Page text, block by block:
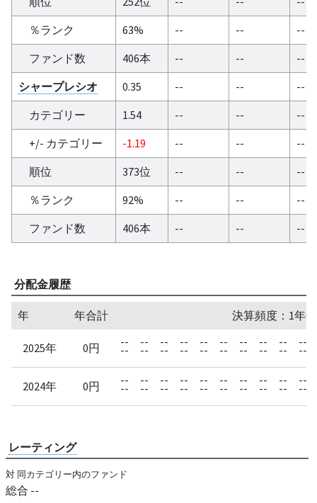
％ランク
63% -- --
--
ファンド数
406本 -- --
--
シャープレシオ
0.35 -- --
--
カテゴリー
1.54 -- --
--
+/- カテゴリー
-1.19 -- --
--
順位
373位 -- --
--
％ランク
92% -- --
--
ファンド数
406本 -- -- --
分配金履歴
年 年合計 決算頻度：1年
2025年 0円 --
--
--
--
--
--
--
--
--
--
--
--
--
--
--
--
--
--
--
--
2024年 0円 --
--
--
--
--
--
--
--
--
--
--
--
--
--
--
--
--
--
--
--
レーティング
対 同カテゴリー内のファンド
総合 --